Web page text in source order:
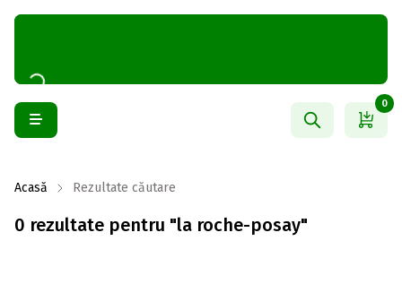
0
Acasă Rezultate căutare
0 rezultate pentru "la roche-posay"